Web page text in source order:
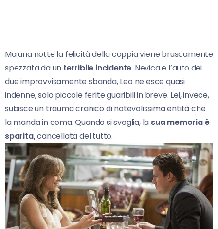
Ma una notte la felicità della coppia viene bruscamente
spezzata da un terribile incidente. Nevica e l’auto dei
due improvvisamente sbanda, Leo ne esce quasi
indenne, solo piccole ferite guaribili in breve. Lei, invece,
subisce un trauma cranico di notevolissima entità che
la manda in coma. Quando si sveglia, la sua memoria è
sparita,cancellata del tutto.